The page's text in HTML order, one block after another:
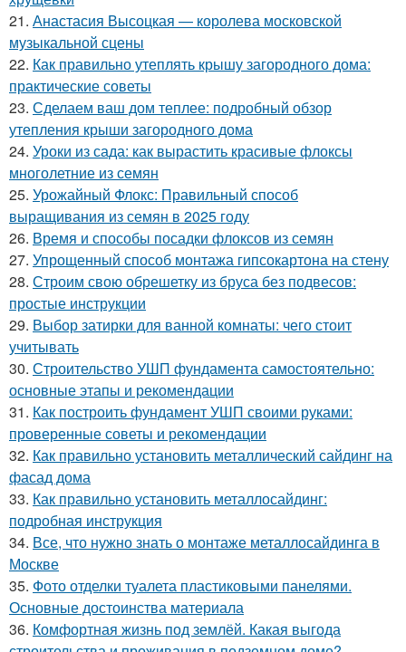
21. Анастасия Высоцкая — королева московской
музыкальной сцены
22. Как правильно утеплять крышу загородного дома:
практические советы
23. Сделаем ваш дом теплее: подробный обзор
утепления крыши загородного дома
24. Уроки из сада: как вырастить красивые флоксы
многолетние из семян
25. Урожайный Флокс: Правильный способ
выращивания из семян в 2025 году
26. Время и способы посадки флоксов из семян
27. Упрощенный способ монтажа гипсокартона на стену
28. Строим свою обрешетку из бруса без подвесов:
простые инструкции
29. Выбор затирки для ванной комнаты: чего стоит
учитывать
30. Строительство УШП фундамента самостоятельно:
основные этапы и рекомендации
31. Как построить фундамент УШП своими руками:
проверенные советы и рекомендации
32. Как правильно установить металлический сайдинг на
фасад дома
33. Как правильно установить металлосайдинг:
подробная инструкция
34. Все, что нужно знать о монтаже металлосайдинга в
Москве
35. Фото отделки туалета пластиковыми панелями.
Основные достоинства материала
36. Комфортная жизнь под землёй. Какая выгода